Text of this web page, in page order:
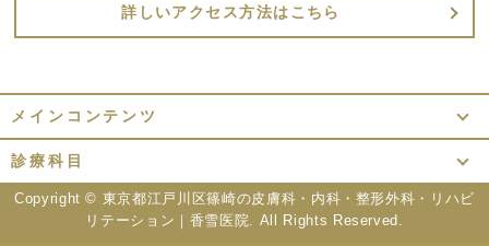
詳しいアクセス方法はこちら
メインコンテンツ
診療科目
Copyright © 東京都江戸川区篠崎の皮膚科・内科・整形外科・リハビ
リテーション｜香雪医院. All Rights Reserved.